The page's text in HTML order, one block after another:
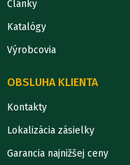
Články
Katalógy
Výrobcovia
OBSLUHA KLIENTA
Kontakty
Lokalizácia zásielky
Garancia najnižšej ceny